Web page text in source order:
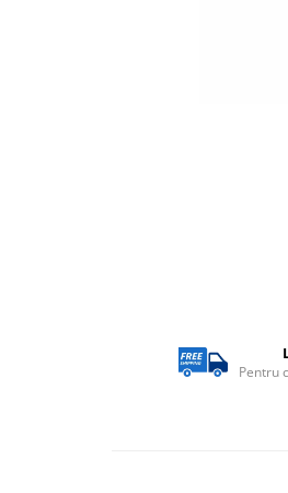
Veioze/Lămpi/lampa de veghe
Pentru